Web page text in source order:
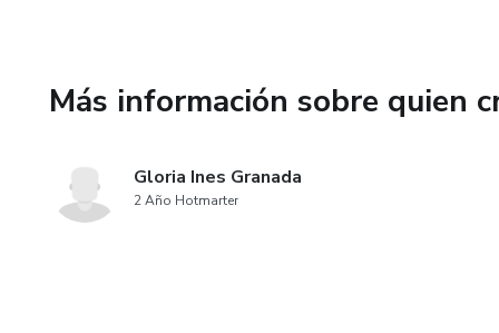
Inspiración diaria: Llena tus
proporcionando valor
Más información sobre quien
Gloria Ines Granada
2 Año Hotmarter